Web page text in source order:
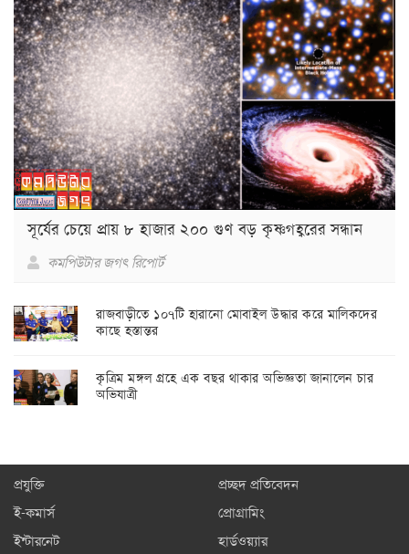
সূর্যের চেয়ে প্রায় ৮ হাজার ২০০ গুণ বড় কৃষ্ণগহ্বরের সন্ধান
কমপিউটার জগৎ রিপোর্ট
রাজবাড়ীতে ১০৭টি হারানো মোবাইল উদ্ধার করে মালিকদের
কাছে হস্তান্তর
কৃত্রিম মঙ্গল গ্রহে এক বছর থাকার অভিজ্ঞতা জানালেন চার
অভিযাত্রী
প্রযুক্তি
প্রচ্ছদ প্রতিবেদন
ই-কমার্স
প্রোগ্রামিং
ইন্টারনেট
হার্ডওয়্যার